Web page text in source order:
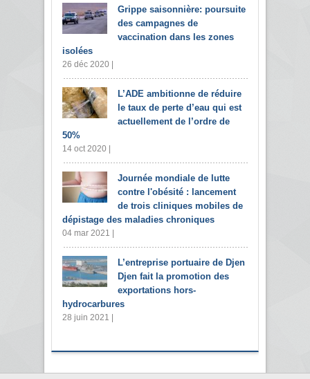
Grippe saisonnière: poursuite
des campagnes de
vaccination dans les zones
isolées
26 déc 2020 |
L’ADE ambitionne de réduire
le taux de perte d’eau qui est
actuellement de l’ordre de
50%
14 oct 2020 |
Journée mondiale de lutte
contre l'obésité : lancement
de trois cliniques mobiles de
dépistage des maladies chroniques
04 mar 2021 |
L’entreprise portuaire de Djen
Djen fait la promotion des
exportations hors-
hydrocarbures
28 juin 2021 |